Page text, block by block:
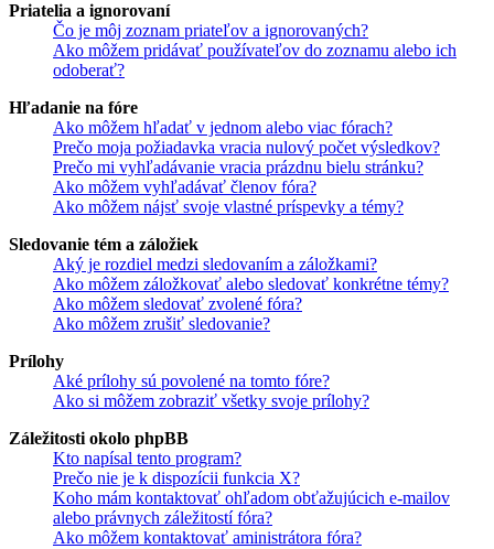
Priatelia a ignorovaní
Čo je môj zoznam priateľov a ignorovaných?
Ako môžem pridávať používateľov do zoznamu alebo ich
odoberať?
Hľadanie na fóre
Ako môžem hľadať v jednom alebo viac fórach?
Prečo moja požiadavka vracia nulový počet výsledkov?
Prečo mi vyhľadávanie vracia prázdnu bielu stránku?
Ako môžem vyhľadávať členov fóra?
Ako môžem nájsť svoje vlastné príspevky a témy?
Sledovanie tém a záložiek
Aký je rozdiel medzi sledovaním a záložkami?
Ako môžem záložkovať alebo sledovať konkrétne témy?
Ako môžem sledovať zvolené fóra?
Ako môžem zrušiť sledovanie?
Prílohy
Aké prílohy sú povolené na tomto fóre?
Ako si môžem zobraziť všetky svoje prílohy?
Záležitosti okolo phpBB
Kto napísal tento program?
Prečo nie je k dispozícii funkcia X?
Koho mám kontaktovať ohľadom obťažujúcich e-mailov
alebo právnych záležitostí fóra?
Ako môžem kontaktovať aministrátora fóra?